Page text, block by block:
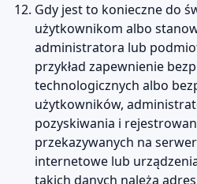
Gdy jest to konieczne do
użytkownikom albo
administratora lub
przykład zapewnienie
technologicznych albo
użytkowników,
pozyskiwania i
przekazywanych na
internetowe lub
takich danych należą